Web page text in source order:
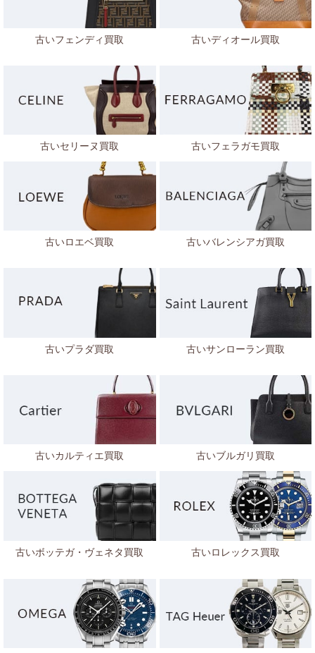
古いフェンディ買取 古いディオール買取
古いセリーヌ買取 古いフェラガモ買取
古いロエベ買取 古いバレンシアガ買取
古いプラダ買取 古いサンローラン買取
古いカルティエ買取 古いブルガリ買取
古いボッテガ・ヴェネタ買取 古いロレックス買取